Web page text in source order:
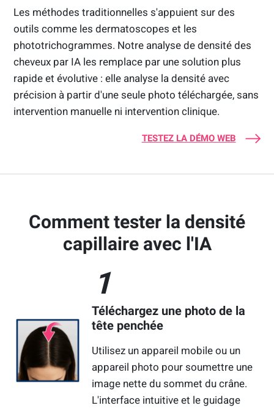
Les méthodes traditionnelles s'appuient sur des
outils comme les dermatoscopes et les
phototrichogrammes. Notre analyse de densité des
cheveux par IA les remplace par une solution plus
rapide et évolutive : elle analyse la densité avec
précision à partir d'une seule photo téléchargée, sans
intervention manuelle ni intervention clinique.
TESTEZ LA DÉMO WEB
Comment tester la densité
capillaire avec l'IA
1
Téléchargez une photo de la
tête penchée
Utilisez un appareil mobile ou un
appareil photo pour soumettre une
image nette du sommet du crâne.
L'interface intuitive et le guidage